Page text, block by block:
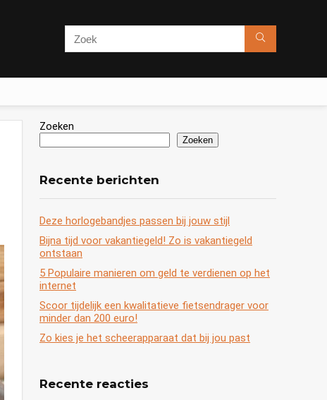
Zoeken
Zoeken
Recente berichten
Deze horlogebandjes passen bij jouw stijl
Bijna tijd voor vakantiegeld! Zo is vakantiegeld
ontstaan
5 Populaire manieren om geld te verdienen op het
internet
Scoor tijdelijk een kwalitatieve fietsendrager voor
minder dan 200 euro!
Zo kies je het scheerapparaat dat bij jou past
Recente reacties